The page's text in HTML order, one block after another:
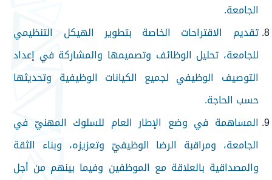
الجامعة.
تقديم الاقتراحات الخاصة بتطوير الهيكل التنظيمي
للجامعة، تحليل الوظائف وتصميمها والمشاركة في إعداد
التوصيف الوظيفي لجميع الكيانات الوظيفية وتحديثها
حسب الحاجة.
المساهمة في وضع الإطار العام للسلوك المهنيّ في
الجامعة، ومراقبة الرضا الوظيفيّ وتعزيزه، وبناء الثقة
والمصداقية بالعلاقة مع الموظفين وفيما بينهم من أجل